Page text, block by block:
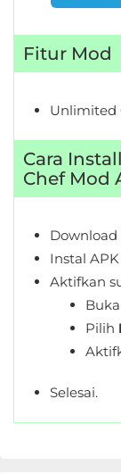
Fitur Mod
Unlimited
Cara
Chef Mod
Instal
Aktifkan
Buka
Pilih
Selesai.